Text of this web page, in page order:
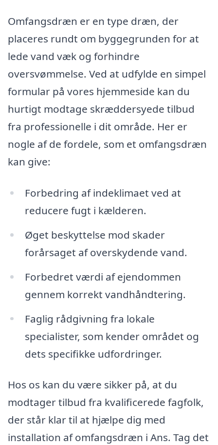
Omfangsdræn er en type dræn, der
placeres rundt om byggegrunden for at
lede vand væk og forhindre
oversvømmelse. Ved at udfylde en simpel
formular på vores hjemmeside kan du
hurtigt modtage skræddersyede tilbud
fra professionelle i dit område. Her er
nogle af de fordele, som et omfangsdræn
kan give:
Forbedring af indeklimaet ved at
reducere fugt i kælderen.
Øget beskyttelse mod skader
forårsaget af overskydende vand.
Forbedret værdi af ejendommen
gennem korrekt vandhåndtering.
Faglig rådgivning fra lokale
specialister, som kender området og
dets specifikke udfordringer.
Hos os kan du være sikker på, at du
modtager tilbud fra kvalificerede fagfolk,
der står klar til at hjælpe dig med
installation af omfangsdræn i Ans. Tag det